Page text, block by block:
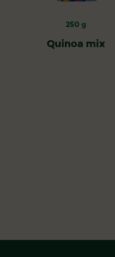
250 g
Quinoa mix